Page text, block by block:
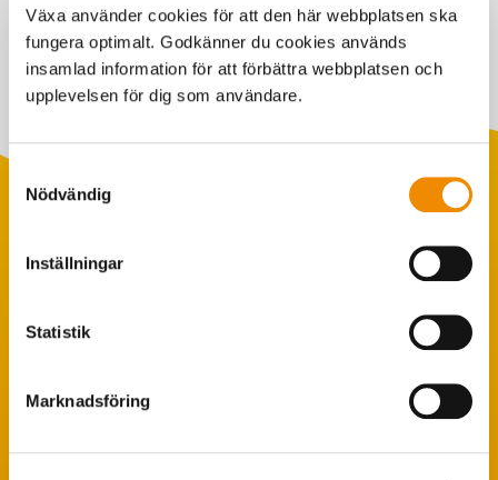
Växa använder cookies för att den här webbplatsen ska
fungera optimalt. Godkänner du cookies används
insamlad information för att förbättra webbplatsen och
upplevelsen för dig som användare.
Nödvändig
Inställningar
Statistik
Marknadsföring
Fruktsamhet, Djurägarsemin, Juverhälsa, Celltal, Kalvhälsa,
Klövhälsa, FriskKo
Populära sökningar
Avbytarservice